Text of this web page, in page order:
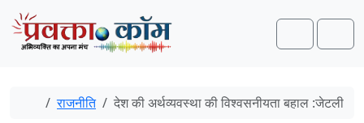
Skip to content
Skip to footer
Search
Home
राजनीति देश की अर्थव्यवस्था की विश्वसनीयता बहाल :जेटली